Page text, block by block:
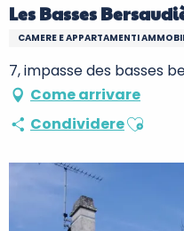
Les Basses
CAMERE E APPARTAMENTI
7, impasse des basses
Come arrivare
CondividereAjouter